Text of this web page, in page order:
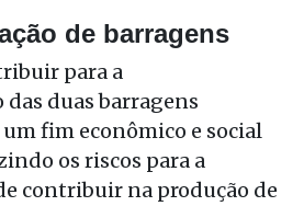
de barragens
para a
das duas barragens
fim econômico e social
os riscos para a
contribuir na produção de